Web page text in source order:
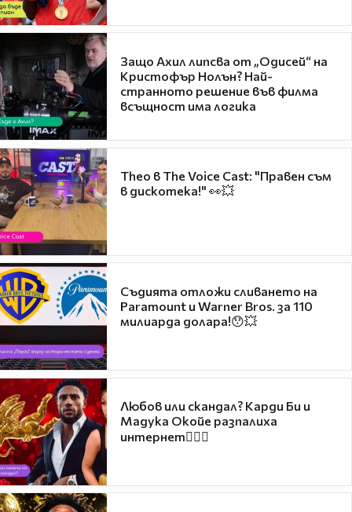
Защо Ахил липсва от „Одисей“ на
Кристофър Нолън? Най-
странното решение във филма
всъщност има логика
Theo в The Voice Cast: "Правен съм
в дискотека!" 👀💥
Съдията отложи сливането на
Paramount и Warner Bros. за 110
милиарда долара!😯💥
Любов или скандал? Карди Би и
Мадука Окойе разпалиха
интернет❤️‍🔥🔥